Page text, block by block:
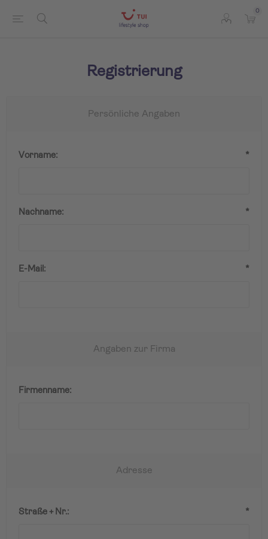
0
Registrierung
Persönliche Angaben
Vorname: *
Nachname: *
E-Mail: *
Angaben zur Firma
Firmenname:
Adresse
Straße + Nr.: *